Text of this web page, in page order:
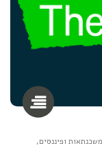
בועז ברלין, המתמחה בתחום המשכנתאות שעומד בראש Win משכנתאות ופיננסים,